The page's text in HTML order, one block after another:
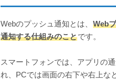
Webのプッシュ通知とは、 Web
通知する仕組みのことです。
スマートフォンでは、アプリの
れ、PCでは画面の右下や右上な